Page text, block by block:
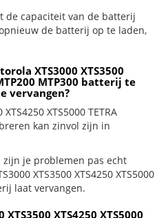
de capaciteit van de batterij
de batterij op te laden,
XTS3000 XTS3500
MTP300 batterij te
vervangen?
XTS5000 TETRA
kan zinvol zijn in
zijn je problemen pas echt
XTS3500 XTS4250 XTS5000
laat vervangen.
XTS4250 XTS5000